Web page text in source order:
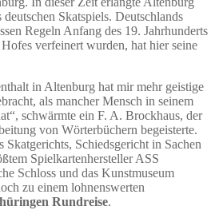
Skatspiels. Deutschlands
Regeln Anfang des 19. Jahrhunderts
verfeinert wurden, hat hier seine
in Altenburg hat mir mehr geistige
als mancher Mensch in seinem
schwärmte ein F. A. Brockhaus, der
von Wörterbüchern begeisterte.
Schiedsgericht in Sachen
Spielkartenhersteller ASS
Schloss und das Kunstmuseum
zu einem lohnenswerten
Rundreise.